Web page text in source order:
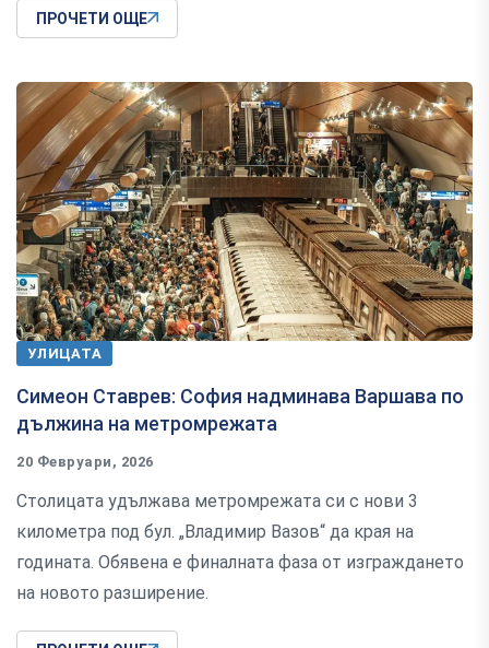
ПРОЧЕТИ ОЩЕ
УЛИЦАТА
Симеон Ставрев: София надминава Варшава по
дължина на метромрежата
20 Февруари, 2026
Столицата удължава метромрежата си с нови 3
километра под бул. „Владимир Вазов“ да края на
годината. Обявена е финалната фаза от изграждането
на новото разширение.